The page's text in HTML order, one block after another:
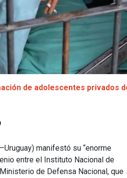
de adolescentes privados
manifestó su “enorme
entre el Instituto Nacional de
de Defensa Nacional, que